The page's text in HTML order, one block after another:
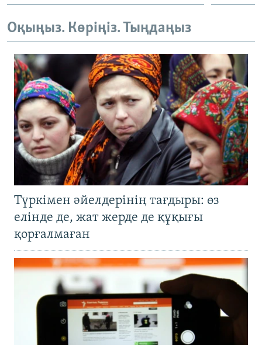
Оқыңыз. Көріңіз. Тыңдаңыз
Түркімен әйелдерінің тағдыры: өз
елінде де, жат жерде де құқығы
қорғалмаған